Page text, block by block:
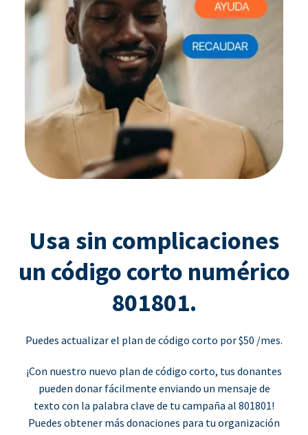
Usa sin complicaciones
un código corto numérico
801801.
Puedes actualizar el plan de código corto por $50 /mes.
¡Con nuestro nuevo plan de código corto, tus donantes
pueden donar fácilmente enviando un mensaje de
texto con la palabra clave de tu campaña al 801801!
Puedes obtener más donaciones para tu organización